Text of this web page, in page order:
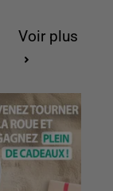
Voir plus